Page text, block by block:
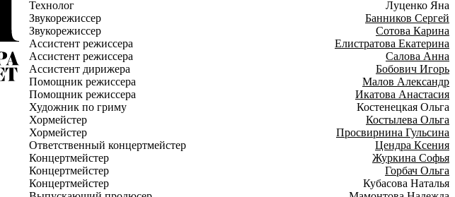
Технолог
Луценко Яна
Звукорежиссер
Банников Сергей
Звукорежиссер
Сотова Карина
Ассистент режиссера
Елистратова Екатерина
Ассистент режиссера
Салова Анна
Ассистент дирижера
Бобович Игорь
Помощник режиссера
Малов Александр
Помощник режиссера
Икатова Анастасия
Художник по гриму
Костенецкая Ольга
Хормейстер
Костылева Ольга
Хормейстер
Просвирнина Гульсина
Ответственный концертмейстер
Цендра Ксения
Концертмейстер
Журкина Софья
Концертмейстер
Горбач Ольга
Концертмейстер
Кубасова Наталья